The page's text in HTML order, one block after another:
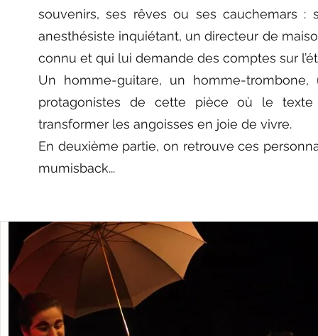
souvenirs, ses rêves ou ses cauchemars
anesthésiste inquiétant, un directeur de
connu et qui lui demande des comptes sur
Un homme-guitare, un homme-
protagonistes de cette pièce où le
transformer les angoisses en joie de vivre.
En deuxième partie, on retrouve ces
mumisback...